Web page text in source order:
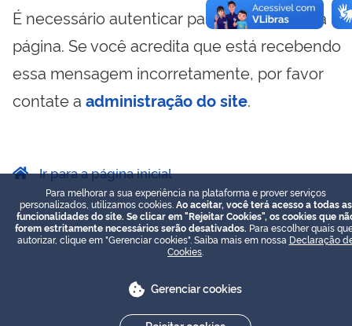
É necessário autenticar para visualizar essa
página. Se você acredita que está recebendo
essa mensagem incorretamente, por favor
contate a administração do site.
Ir para a página inicial
Para melhorar a sua experiência na plataforma e prover serviços
personalizados, utilizamos cookies. Ao aceitar, você terá acesso a todas as
funcionalidades do site. Se clicar em "Rejeitar Cookies", os cookies que
forem estritamente necessários serão desativados. Para escolher quais
autorizar, clique em "Gerenciar cookies". Saiba mais em nossa Declaração
Cookies
Gerenciar cookies